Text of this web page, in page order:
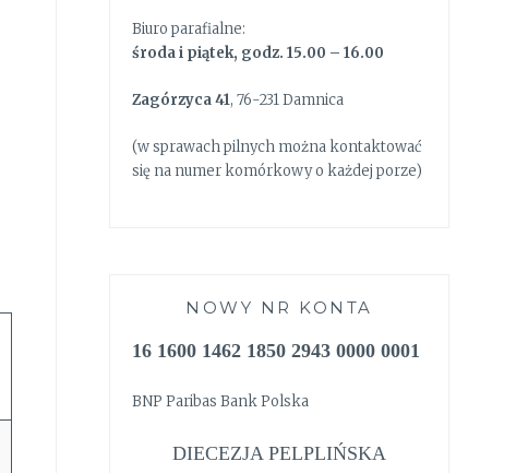
Biuro parafialne:
środa i piątek, godz. 15.00 – 16.00
Zagórzyca 41, 76-231 Damnica
(w sprawach pilnych można kontaktować
się na numer komórkowy o każdej porze)
NOWY NR KONTA
16 1600 1462 1850 2943 0000 0001
BNP Paribas Bank Polska
DIECEZJA PELPLIŃSKA